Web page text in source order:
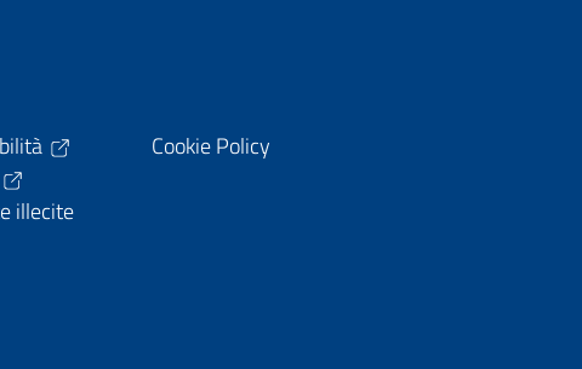
illecite
Cookie Policy